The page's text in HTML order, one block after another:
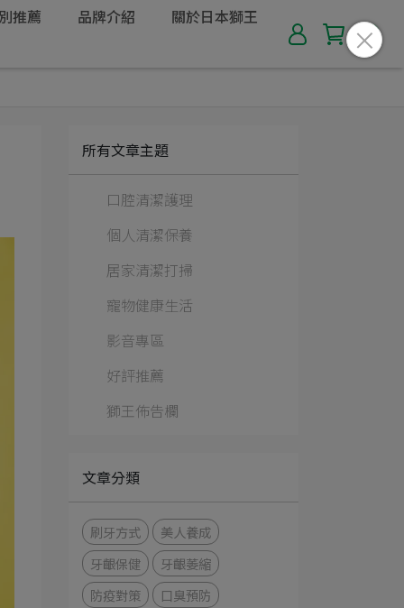
推薦 品牌介紹 關於日本獅王
所有文章主題
口腔清潔護理
個人清潔保養
居家清潔打掃
寵物健康生活
影音專區
好評推薦
獅王佈告欄
文章分類
刷牙方式
美人養成
牙齦保健
牙齦萎縮
防疫對策
口臭預防